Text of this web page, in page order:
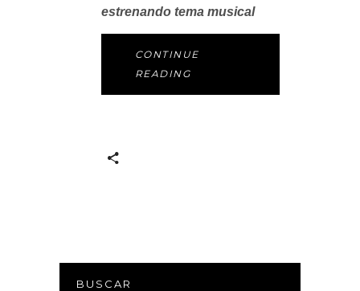
estrenando tema musical
CONTINUE
READING
BUSCAR